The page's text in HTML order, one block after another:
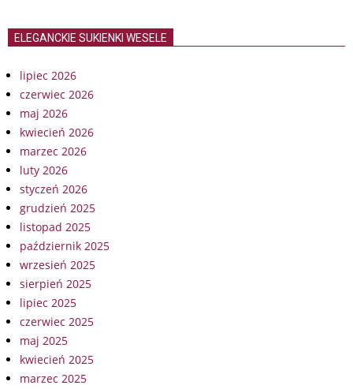
ELEGANCKIE SUKIENKI WESELE
lipiec 2026
czerwiec 2026
maj 2026
kwiecień 2026
marzec 2026
luty 2026
styczeń 2026
grudzień 2025
listopad 2025
październik 2025
wrzesień 2025
sierpień 2025
lipiec 2025
czerwiec 2025
maj 2025
kwiecień 2025
marzec 2025